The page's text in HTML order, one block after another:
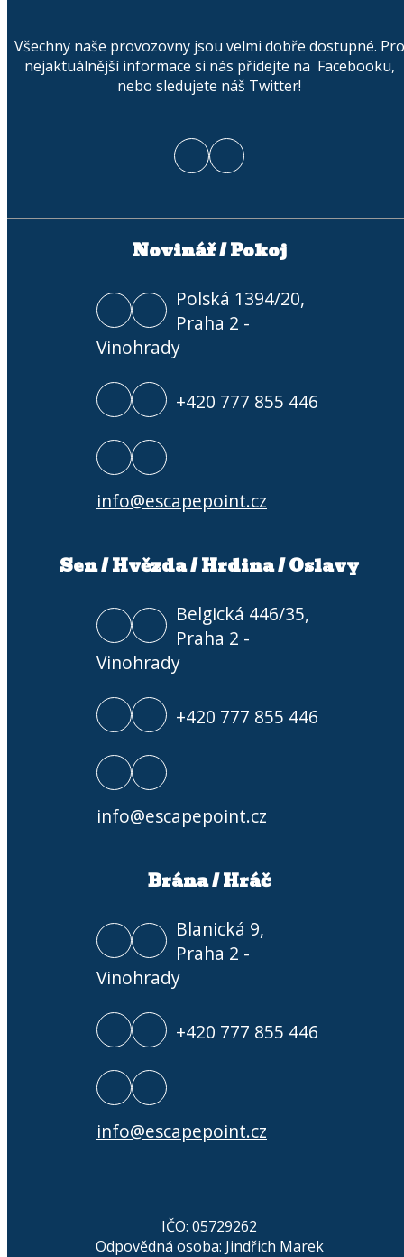
Všechny naše provozovny jsou velmi dobře dostupné. Pro
nejaktuálnější informace si nás přidejte na Facebooku,
nebo sledujete náš Twitter!
Novinář / Pokoj
Polská 1394/20,
Praha 2 -
Vinohrady
+420 777 855 446
info@escapepoint.cz
Sen / Hvězda / Hrdina / Oslavy
Belgická 446/35,
Praha 2 -
Vinohrady
+420 777 855 446
info@escapepoint.cz
Brána / Hráč
Blanická 9,
Praha 2 -
Vinohrady
+420 777 855 446
info@escapepoint.cz
IČO: 05729262
Odpovědná osoba: Jindřich Marek